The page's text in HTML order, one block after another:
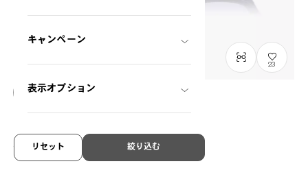
キャンペーン
表示オプション
絞り込む
リセット
23
ON2002Q-6A / Size: L
¥10,800